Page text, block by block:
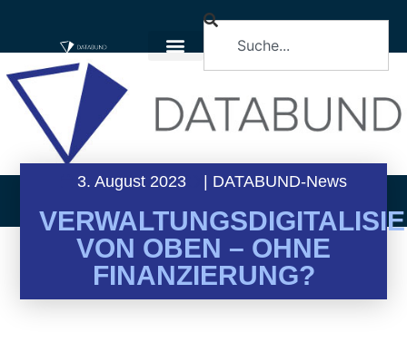
3. August 2023 DATABUND-News
VON OBEN – OHNE
FINANZIERUNG?